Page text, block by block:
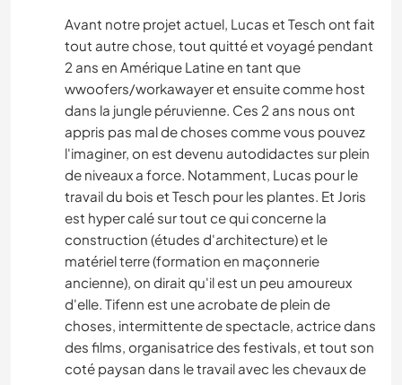
Avant notre projet actuel, Lucas et Tesch ont fait
tout autre chose, tout quitté et voyagé pendant
2 ans en Amérique Latine en tant que
wwoofers/workawayer et ensuite comme host
dans la jungle péruvienne. Ces 2 ans nous ont
appris pas mal de choses comme vous pouvez
l'imaginer, on est devenu autodidactes sur plein
de niveaux a force. Notamment, Lucas pour le
travail du bois et Tesch pour les plantes. Et Joris
est hyper calé sur tout ce qui concerne la
construction (études d'architecture) et le
matériel terre (formation en maçonnerie
ancienne), on dirait qu'il est un peu amoureux
d'elle. Tifenn est une acrobate de plein de
choses, intermittente de spectacle, actrice dans
des films, organisatrice des festivals, et tout son
coté paysan dans le travail avec les chevaux de